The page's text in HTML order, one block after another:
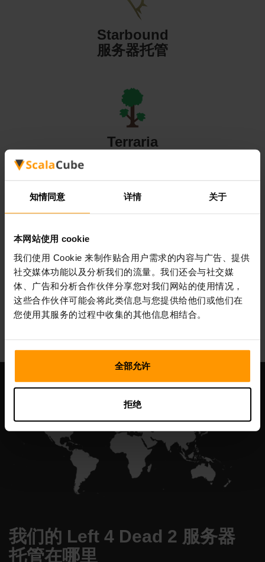
知情同意 详情 关于
本网站使用 cookie
我们使用 Cookie 来制作贴合用户需求的内容与广告、提供
社交媒体功能以及分析我们的流量。我们还会与社交媒
体、广告和分析合作伙伴分享您对我们网站的使用情况，
这些合作伙伴可能会将此类信息与您提供给他们或他们在
您使用其服务的过程中收集的其他信息相结合。
全部允许
拒绝
Starbound
服务器托管
Terraria
服务器托管
All Games
我们的 Left 4 Dead 2 服务器
托管在哪里